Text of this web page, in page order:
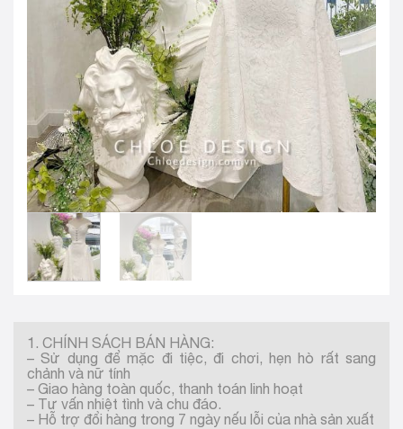
VND -₫
CNY -CN¥
Japanese Yen
1. CHÍNH SÁCH BÁN HÀNG:
– Sử dụng để mặc đi tiệc, đi chơi, hẹn hò rất sang
chảnh và nữ tính
– Giao hàng toàn quốc, thanh toán linh hoạt
– Tư vấn nhiệt tình và chu đáo.
– Hỗ trợ đổi hàng trong 7 ngày nếu lỗi của nhà sản xuất